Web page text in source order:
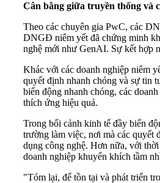
Cân bằng giữa truyền thống và
Theo các chuyên gia PwC, các
DNGĐ niêm yết đã chứng minh
nghệ mới như GenAI. Sự kết hợp
Khác với các doanh nghiệp niêm
quyết định nhanh chóng và sự tin
biến động nhanh chóng, các
thích ứng hiệu quả.
Trong bối cảnh kinh tế đầy biến
trường làm việc, nơi mà các quyết
dụng công nghệ. Hơn nữa, với
doanh nghiệp khuyến khích tầm
"Tóm lại, để tồn tại và phát triển